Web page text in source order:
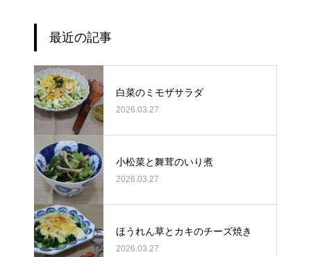
最近の記事
白菜のミモザサラダ
2026.03.27
小松菜と舞茸のいり煮
2026.03.27
ほうれん草とカキのチーズ焼き
2026.03.27